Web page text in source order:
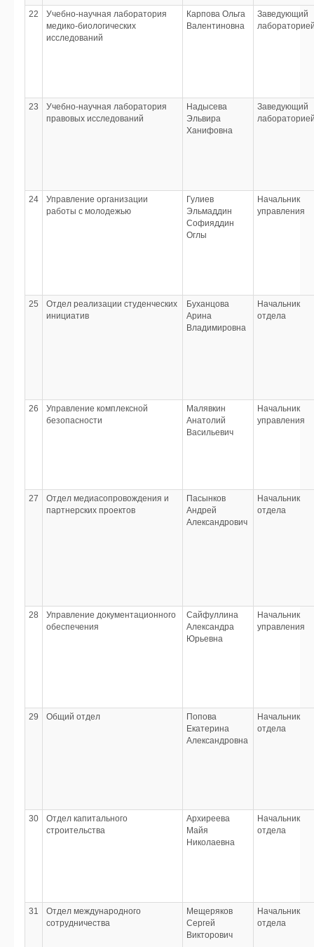
22
Учебно-научная лаборатория
медико-биологических
исследований
Карпова Ольга
Валентиновна
Заведующий
23
Учебно-научная лаборатория
правовых исследований
Надысева
Эльвира
Ханифовна
Заведующий
24
Управление организации
работы с молодежью
Гулиев
Эльмаддин
Софияддин
Оглы
Начальник
управления
25
Отдел реализации студенческих
инициатив
Буханцова
Арина
Владимировна
Начальник
отдела
26
Управление комплексной
безопасности
Малявкин
Анатолий
Васильевич
Начальник
управления
27
Отдел медиасопровождения и
партнерских проектов
Пасынков
Андрей
Александрович
Начальник
отдела
28
Управление документационного
обеспечения
Сайфуллина
Александра
Юрьевна
Начальник
управления
29 Общий отдел
Попова
Екатерина
Александровна
Начальник
отдела
30
Отдел капитального
строительства
Архиреева
Майя
Николаевна
Начальник
отдела
31
Отдел международного
сотрудничества
Мещеряков
Сергей
Викторович
Начальник
отдела